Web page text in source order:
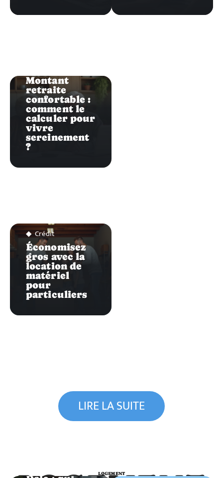
Montant
retraite
confortable :
comment le
calculer pour
vivre
sereinement
?
Crédit
Économisez
gros avec la
location de
matériel
pour
particuliers
LIRE LA SUITE
LOGEMENT